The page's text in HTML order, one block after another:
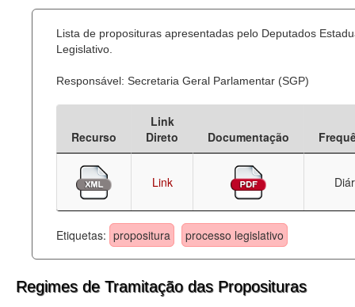
Lista de proposituras apresentadas pelo Deputados
Legislativo.
Responsável: Secretaria Geral Parlamentar (SGP)
Recurso
Link
Direto
Documentação
Link
Etiquetas: propositura processo legislativo
Regimes de Tramitação das Proposituras